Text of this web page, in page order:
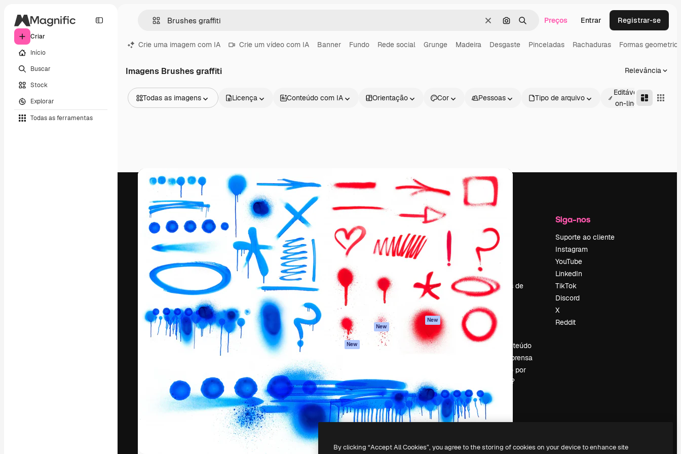
Criar
Início
Buscar
Stock
Explorar
Todas as ferramentas
LimparPesquisar por imagem
BuscarPreços Entrar Registrar-se
Crie uma imagem com IA Crie um vídeo com IA Banner Fundo Rede social Grunge Madeira Desgaste Pinceladas Rachaduras Formas
Imagens Brushes graffiti Relevância
Todas as imagens
Vídeos
Clipes de vídeo
Animações
Modelos de vídeos
Ícones
Modelos 3D
Fontes
Licença Conteúdo com IA Orientação Cor Pessoas Tipo de arquivo
Editável
on-line
A plataforma criativa para você direcionar
seu melhor trabalho. Mais de 1 milhão de
assinantes entre criativos, empresas,
agências e estúdios.
Português
Spaces
Assistente de IA
imagens
Gerador de vídeos
Texto para voz
Conteúdo de stock
MCP para
Claude/ChatGPT
New
New
App móvel
Todas as
ferramentas
Começar
Academy
Documentação
Atendimento
Termos e
condições
Política de
privacidade
Originais
New
Política de cookies
Central de
Empresas
Preços
Sobre nós
Reviews
Emprego
Tendências de
pesquisa
Blog
Eventos
Slidesgo
Vender conteúdo
Sala de imprensa
Procurando por
magnific.ai?
Siga-nos
Suporte ao cliente
Instagram
YouTube
LinkedIn
TikTok
Discord
X
Reddit
Copyright © 2010-2026Freepik Company S.L.U. Todos os direitos reservados.
By clicking “Accept All Cookies”, you agree to the storing of cookies on your device to enhance site